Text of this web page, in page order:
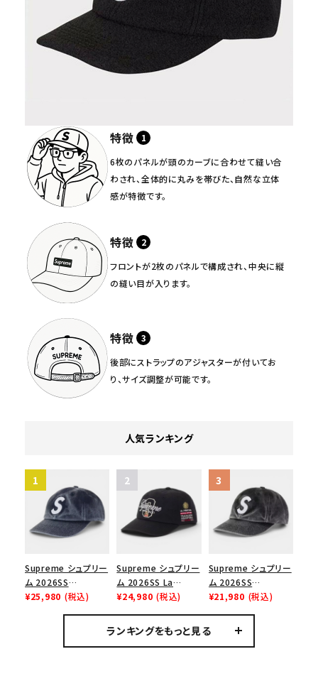
キーワードから探す
search
人気ワード 2026SS 2025AW 2025SS
キャップ・ハット
カテゴリーから探す
コラボレーションブランドから探す
並び順
価格から探す
在庫のない商品を表示する
絞り込んで検索する
特徴
6枚のパネルが頭のカーブに合わせて縫い合
わされ、全体的に丸みを帯びた、自然な立体
感が特徴です。
特徴
フロントが2枚のパネルで構成され、中央に縦
の縫い目が入ります。
特徴
後部にストラップのアジャスターが付いてお
り、サイズ調整が可能です。
人気ランキング
Supreme シュプリー
ム 2026SS
Pigment Coated S
¥25,980 (税込)
Supreme シュプリー
ム 2026SS La
Martina 6-Panel
パネルキャップ ブラッ
ク
¥24,980 (税込)
Supreme シュプリー
ム 2026SS
Pigment Coated S
メントコーテッド Sロ
ゴ 6パネル ブラック
¥21,980 (税込)
ランキングをもっと見る